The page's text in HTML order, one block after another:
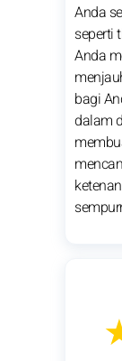
Anda
seperti
Anda
bagi
dalam